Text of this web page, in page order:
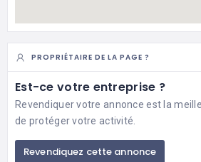
PROPRIÉTAIRE DE LA PAGE ?
Est-ce votre entreprise ?
Revendiquer votre annonce est la
de protéger votre activité.
Revendiquez cette annonce